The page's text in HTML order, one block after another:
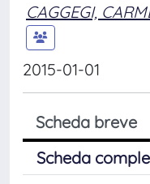
CAGGEGI,
2015-01-01
Scheda breve
Scheda